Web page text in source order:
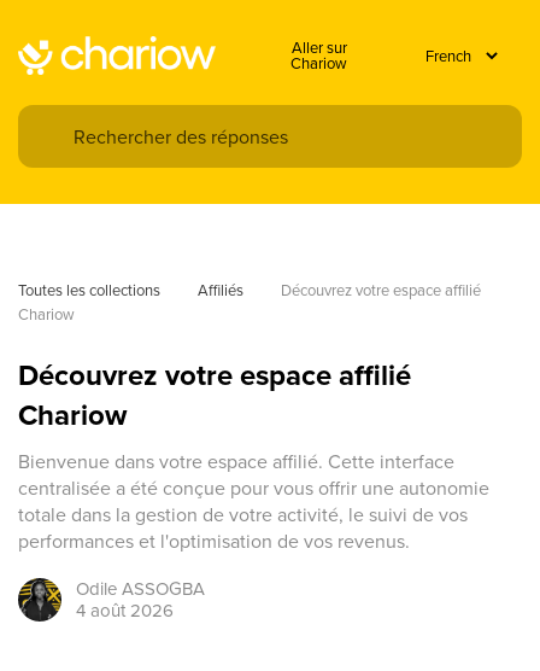
Aller sur
Chariow
Toutes les collections Affiliés
Découvrez votre espace affilié
Chariow
Découvrez votre espace affilié
Chariow
Bienvenue dans votre espace affilié. Cette interface
centralisée a été conçue pour vous offrir une autonomie
totale dans la gestion de votre activité, le suivi de vos
performances et l'optimisation de vos revenus.
OdileASSOGBA
4 août 2026